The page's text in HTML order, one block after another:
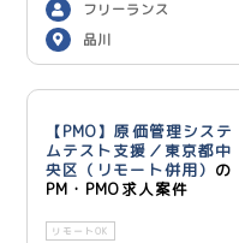
フリーランス
品川
【PMO】原価管理システ
ムテスト支援／東京都中
央区（リモート併用） の
PM・PMO求人案件
リモートOK